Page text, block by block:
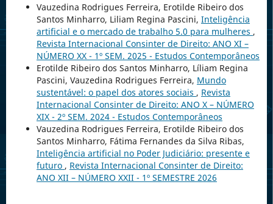
Vauzedina Rodrigues Ferreira, Erotilde Ribeiro dos
Santos Minharro, Liliam Regina Pascini, Inteligência
artificial e o mercado de trabalho 5.0 para mulheres ,
Revista Internacional Consinter de Direito: ANO XI –
NÚMERO XX - 1º SEM. 2025 - Estudos Contemporâneos
Erotilde Ribeiro dos Santos Minharro, Líliam Regina
Pascini, Vauzedina Rodrigues Ferreira, Mundo
sustentável: o papel dos atores sociais , Revista
Internacional Consinter de Direito: ANO X – NÚMERO
XIX - 2º SEM. 2024 - Estudos Contemporâneos
Vauzedina Rodrigues Ferreira, Erotilde Ribeiro dos
Santos Minharro, Fátima Fernandes da Silva Ribas,
Inteligência artificial no Poder Judiciário: presente e
futuro , Revista Internacional Consinter de Direito:
ANO XII – NÚMERO XXII - 1º SEMESTRE 2026